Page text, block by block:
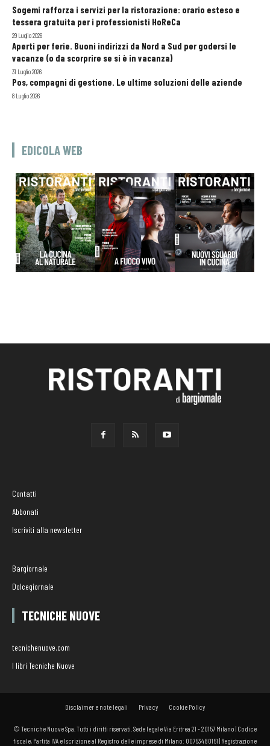
Sogemi rafforza i servizi per la ristorazione: orario esteso e
tessera gratuita per i professionisti HoReCa
29 Luglio 2026
Aperti per ferie. Buoni indirizzi da Nord a Sud per godersi le
vacanze (o da scorprire se si è in vacanza)
31 Luglio 2026
Pos, compagni di gestione. Le ultime soluzioni delle aziende
8 Luglio 2026
EDICOLA WEB
Contatti
Abbonati
Iscriviti alla newsletter
Bargiornale
Dolcegiornale
TECNICHE NUOVE
tecnichenuove.com
I libri Tecniche Nuove
Disclaimer e note legali Privacy Cookie Policy
© Tecniche Nuove Spa. Tutti i diritti riservati. Sede legale Via Eritrea 21 - 20157 Milano | Codice
fiscale, Partita IVA e Iscrizione al Registro delle imprese di Milano: 00753480151 | Registrazione